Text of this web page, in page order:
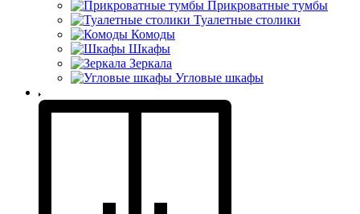
Прикроватные тумбы
Туалетные столики
Комоды
Шкафы
Зеркала
Угловые шкафы